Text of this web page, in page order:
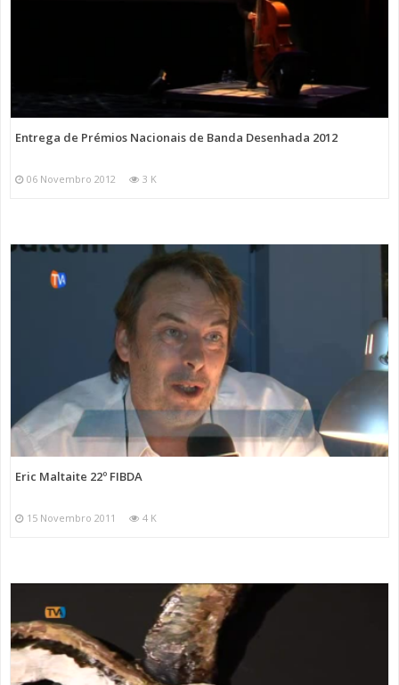
Entrega de Prémios Nacionais de Banda Desenhada 2012
06 Novembro 2012 3 K
Eric Maltaite 22º FIBDA
15 Novembro 2011 4 K